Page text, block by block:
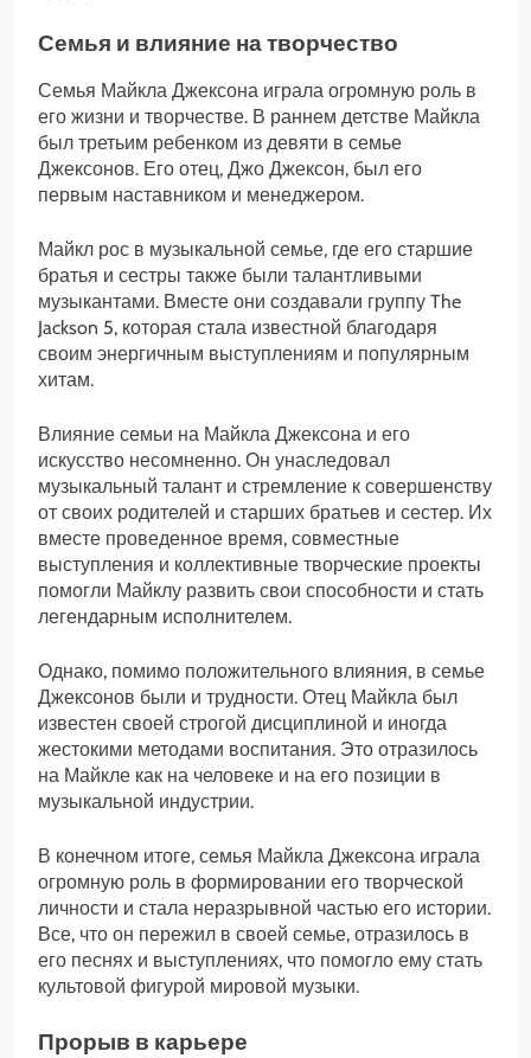
Семья и влияние на творчество
Семья Майкла Джексона играла огромную роль в
его жизни и творчестве. В раннем детстве Майкла
был третьим ребенком из девяти в семье
Джексонов. Его отец, Джо Джексон, был его
первым наставником и менеджером.
Майкл рос в музыкальной семье, где его старшие
братья и сестры также были талантливыми
музыкантами. Вместе они создавали группу The
Jackson 5, которая стала известной благодаря
своим энергичным выступлениям и популярным
хитам.
Влияние семьи на Майкла Джексона и его
искусство несомненно. Он унаследовал
музыкальный талант и стремление к совершенству
от своих родителей и старших братьев и сестер. Их
вместе проведенное время, совместные
выступления и коллективные творческие проекты
помогли Майклу развить свои способности и стать
легендарным исполнителем.
Однако, помимо положительного влияния, в семье
Джексонов были и трудности. Отец Майкла был
известен своей строгой дисциплиной и иногда
жестокими методами воспитания. Это отразилось
на Майкле как на человеке и на его позиции в
музыкальной индустрии.
В конечном итоге, семья Майкла Джексона играла
огромную роль в формировании его творческой
личности и стала неразрывной частью его истории.
Все, что он пережил в своей семье, отразилось в
его песнях и выступлениях, что помогло ему стать
культовой фигурой мировой музыки.
Прорыв в карьере